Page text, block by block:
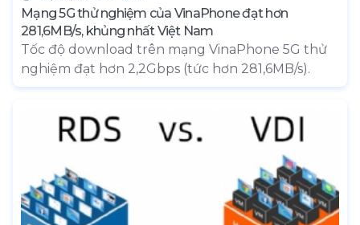
Mạng 5G thử nghiệm của VinaPhone đạt hơn
281,6MB/s, khủng nhất Việt Nam
Tốc độ download trên mạng VinaPhone 5G thử
nghiệm đạt hơn 2,2Gbps (tức hơn 281,6MB/s).